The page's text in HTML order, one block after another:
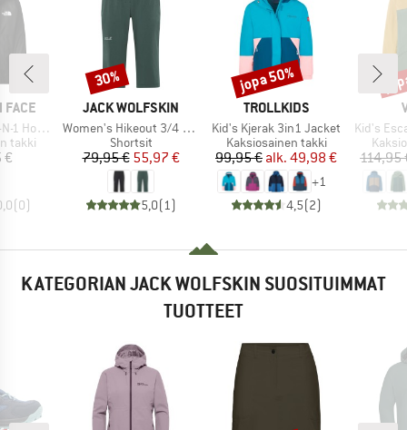
FACE
Jacket
takki
€
(0)
MERKKI
JACK WOLFSKIN
Tuote
Women's Hikeout 3/4 Pants
Tuoteryhmä
Shortsit
Hinta
79,95 €Alennettu hinta
55,97 €
5,0(1 )
Alennus
30%
MERKKI
TROLLKIDS
Tuote
Kid's Kjerak 3in1 Jacket
Tuoteryhmä
Kaksiosainen takki
Hinta
99,95 € Alennettu hinta
alk. 49,98 €
+1
4,5(2)
Alennus
jopa 50%
Tuote
Kid's
114,95
KATEGORIAN JACK WOLFSKIN SUOSITUIMMAT
TUOTTEET